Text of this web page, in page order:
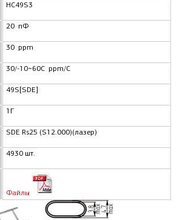
HC49S3
20 пФ
30 ppm
30/-10~60C ppm/C
49S[SDE]
1Г
SDE Rs25 (S12.000)(лазер)
4930 шт.
Файлы